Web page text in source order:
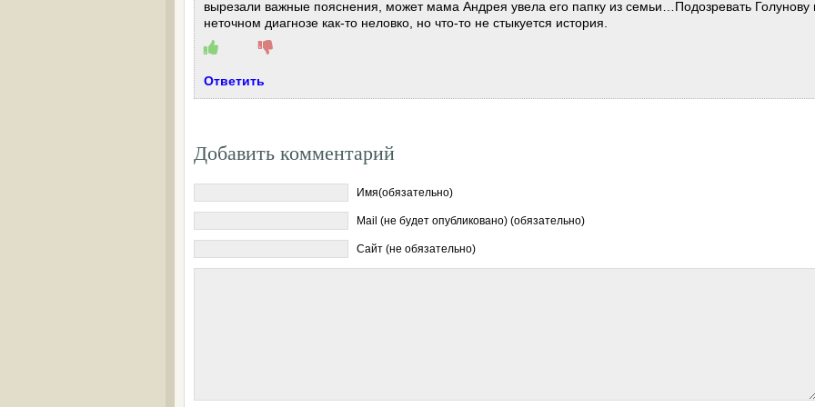
вырезали важные пояснения, может мама Андрея увела его папку из семьи…Подозревать Голунову
неточном диагнозе как-то неловко, но что-то не стыкуется история.
Ответить
Добавить комментарий
Имя(обязательно)
Mail (не будет опубликовано) (обязательно)
Сайт (не обязательно)